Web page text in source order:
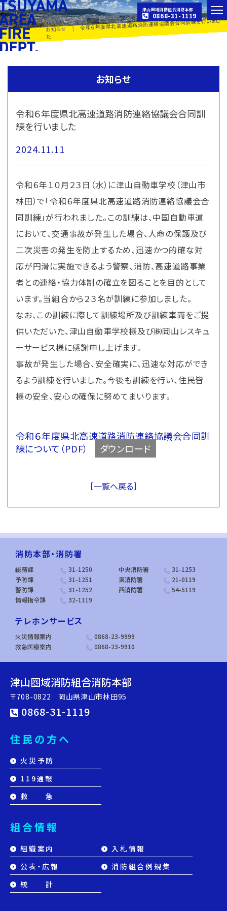
津山圏域消防組合消防本部
0868-31-1119
お知らせ | 令和６年度県北高速道路消防連絡協議会合同訓練を行いまし
た
お知らせ
令和６年度県北高速道路消防連絡協議会合同訓
練を行いました
2024.11.11
令和６年１０月２３日（水）に津山自動車学校（津山市
林田）で「令和６年度県北高速道路消防連絡協議会合
同訓練」が行われました。この訓練は、中国自動車道
において、交通事故が発生した場合、人命の保護及び
二次災害の発生を防止するため、迅速かつ的確な対
応が円滑に実施できるよう警察、消防、高速道路事業
者との連絡・協力体制の確立を図ることを目的として
います。当組合から２３名が訓練に参加しました。
なお、この訓練に際して訓練場所及び訓練車両をご提
供いただいた、津山自動車学校様及び㈱岡山レスキュ
ーサービス様に感謝申し上げます。
事故が発生した場合、安全確実に、迅速な対応ができ
るよう訓練を行いました。今後も訓練を行い、住民皆
様の安全、安心の確保に努めてまいります。
令和６年度県北高速道路消防連絡協議会合同訓
練について（PDF）
ダウンロード
［一覧へ戻る］
消防本部・消防署
総務課 31-1250 中央消防署
31-1253
予防課
31-1251 東消防署
21-0119
警防課
31-1252 西消防署
54-5119
情報指令課
32-1119
テレホンサービス
火災情報案内
0868-23-9999
救急医療案内
0868-23-9910
津山圏域消防組合消防本部
〒708-0822 岡山県津山市林田95
0868-31-1119
住民の方へ
火災予防
119通報
救 急
組合情報
組織案内
公表・広報
統 計
入札情報
消防組合例規集